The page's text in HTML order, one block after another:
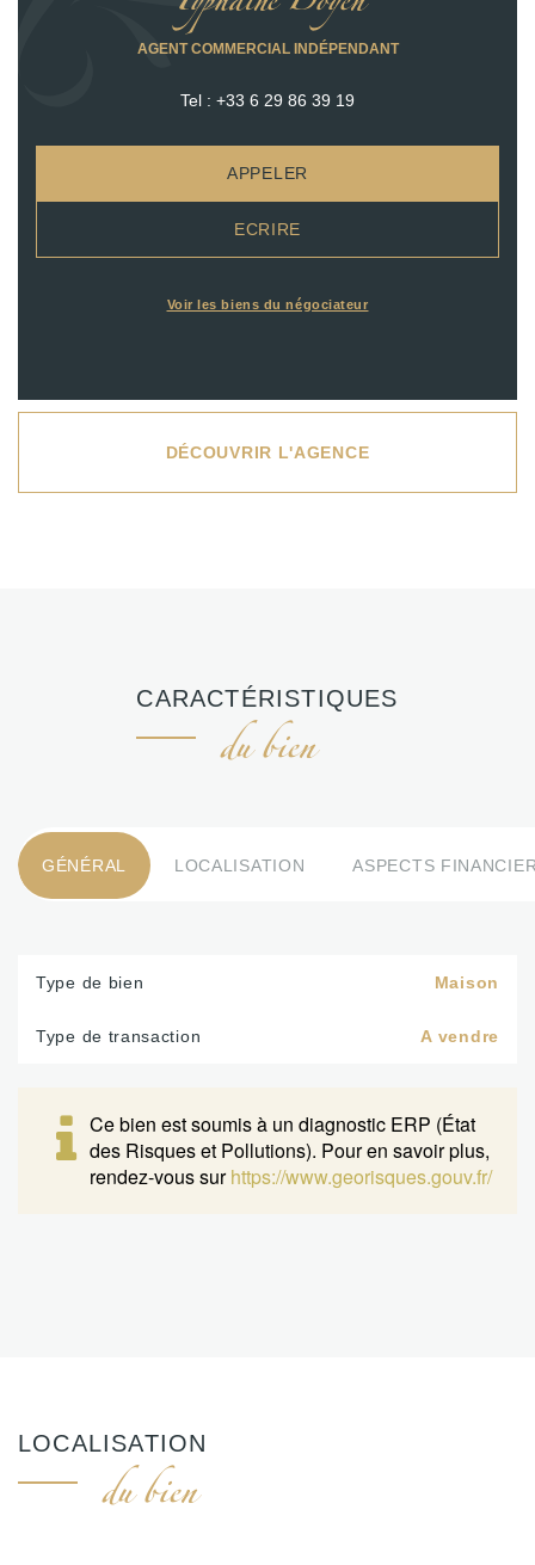
AGENT COMMERCIAL INDÉPENDANT
Tel : +33 6 29 86 39 19
APPELER
ECRIRE
Voir les biens du négociateur
DÉCOUVRIR L'AGENCE
CARACTÉRISTIQUES
du bien
GÉNÉRAL LOCALISATION ASPECTS
Type de bien Maison
Type de transaction A vendre
Ce bien est soumis à un diagnostic ERP (État
des Risques et Pollutions). Pour en savoir plus,
rendez-vous surhttps://www.georisques.gouv.fr/
LOCALISATION
du bien